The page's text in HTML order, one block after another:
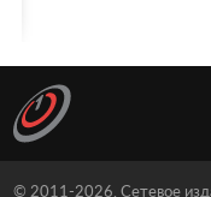
© 2011-2026, Сетевое